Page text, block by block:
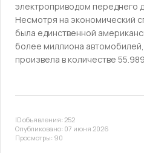
электроприводом переднего
Несмотря на экономический
была единственной
более миллиона
произвела в количестве
ID объявления: 252
Опубликовано: 07 июня 2026
Просмотры: 90